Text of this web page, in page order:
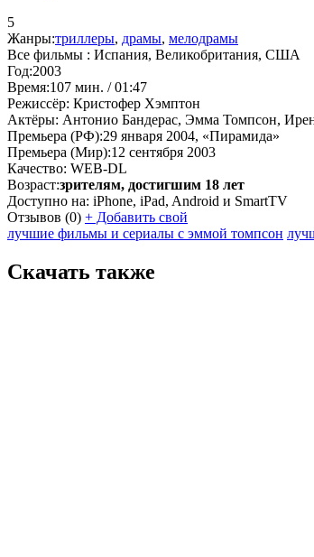
5
Жанры:триллеры, драмы, мелодрамы
Все фильмы : Испания, Великобритания, США
Год:2003
Время:107 мин. / 01:47
Режиссёр: Кристофер Хэмптон
Актёры: Антонио Бандерас, Эмма Томпсон,
Премьера (РФ):29 января 2004, «Пирамида»
Премьера (Мир):12 сентября 2003
Качество: WEB-DL
Возраст:зрителям, достигшим 18 лет
Доступно на: iPhone, iPad, Android и SmartTV
Отзывов (0) + Добавить свой
лучшие фильмы и сериалы с эммой томпсон
Скачать также